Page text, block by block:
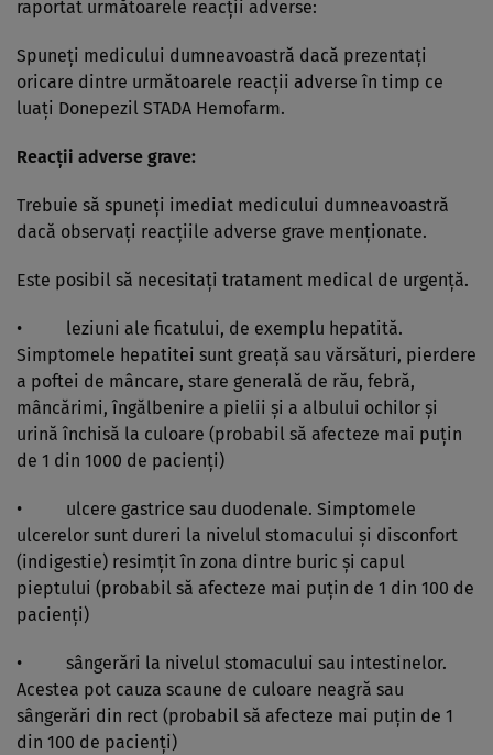
raportat următoarele reacţii adverse:
Spuneţi medicului dumneavoastră dacă prezentaţi
oricare dintre următoarele reacţii adverse în timp ce
luaţi Donepezil STADA Hemofarm.
Reacţii adverse grave:
Trebuie să spuneţi imediat medicului dumneavoastră
dacă observaţi reacţiile adverse grave menţionate.
Este posibil să necesitaţi tratament medical de urgenţă.
• leziuni ale ficatului, de exemplu hepatită.
Simptomele hepatitei sunt greaţă sau vărsături, pierdere
a poftei de mâncare, stare generală de rău, febră,
mâncărimi, îngălbenire a pielii şi a albului ochilor şi
urină închisă la culoare (probabil să afecteze mai puţin
de 1 din 1000 de pacienţi)
• ulcere gastrice sau duodenale. Simptomele
ulcerelor sunt dureri la nivelul stomacului şi disconfort
(indigestie) resimţit în zona dintre buric şi capul
pieptului (probabil să afecteze mai puţin de 1 din 100 de
pacienţi)
• sângerări la nivelul stomacului sau intestinelor.
Acestea pot cauza scaune de culoare neagră sau
sângerări din rect (probabil să afecteze mai puţin de 1
din 100 de pacienţi)